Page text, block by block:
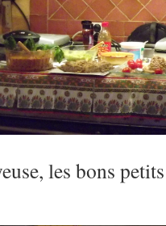
les bons